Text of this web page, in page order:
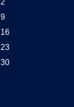
9
16
23
30